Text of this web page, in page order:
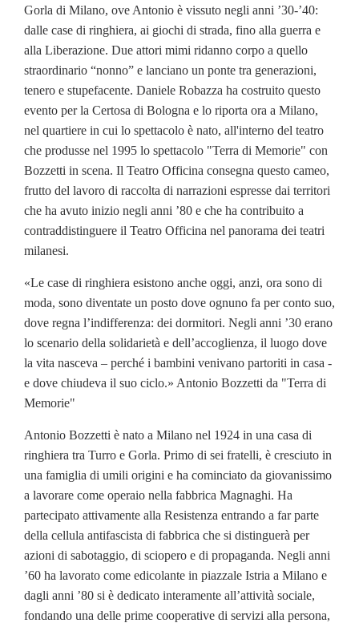
Gorla di Milano, ove Antonio è vissuto negli anni ’30-’40:
dalle case di ringhiera, ai giochi di strada, fino alla guerra e
alla Liberazione. Due attori mimi ridanno corpo a quello
straordinario “nonno” e lanciano un ponte tra generazioni,
tenero e stupefacente. Daniele Robazza ha costruito questo
evento per la Certosa di Bologna e lo riporta ora a Milano,
nel quartiere in cui lo spettacolo è nato, all'interno del teatro
che produsse nel 1995 lo spettacolo "Terra di Memorie" con
Bozzetti in scena. Il Teatro Officina consegna questo cameo,
frutto del lavoro di raccolta di narrazioni espresse dai territori
che ha avuto inizio negli anni ’80 e che ha contribuito a
contraddistinguere il Teatro Officina nel panorama dei teatri
milanesi.
«Le case di ringhiera esistono anche oggi, anzi, ora sono di
moda, sono diventate un posto dove ognuno fa per conto suo,
dove regna l’indifferenza: dei dormitori. Negli anni ’30 erano
lo scenario della solidarietà e dell’accoglienza, il luogo dove
la vita nasceva – perché i bambini venivano partoriti in casa -
e dove chiudeva il suo ciclo.» Antonio Bozzetti da "Terra di
Memorie"
Antonio Bozzetti è nato a Milano nel 1924 in una casa di
ringhiera tra Turro e Gorla. Primo di sei fratelli, è cresciuto in
una famiglia di umili origini e ha cominciato da giovanissimo
a lavorare come operaio nella fabbrica Magnaghi. Ha
partecipato attivamente alla Resistenza entrando a far parte
della cellula antifascista di fabbrica che si distinguerà per
azioni di sabotaggio, di sciopero e di propaganda. Negli anni
’60 ha lavorato come edicolante in piazzale Istria a Milano e
dagli anni ’80 si è dedicato interamente all’attività sociale,
fondando una delle prime cooperative di servizi alla persona,